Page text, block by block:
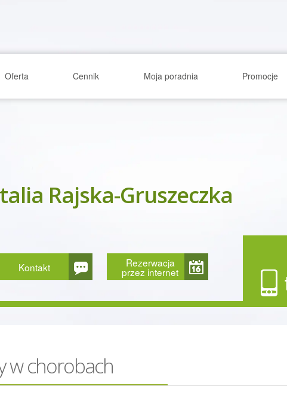
Oferta Cennik Moja poradnia Promocje
Kontakt Rezerwacja
przez internet
Rajska-Gruszeczka
w chorobach